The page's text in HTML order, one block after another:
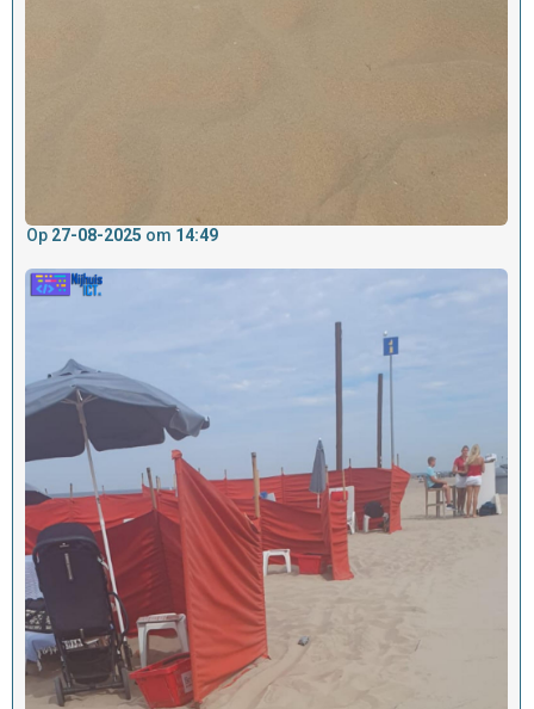
Op 27-08-2025 om 14:49